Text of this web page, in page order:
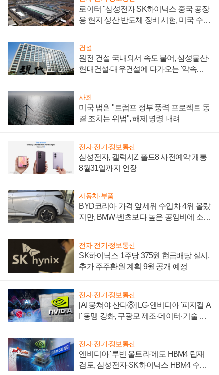
로이터 "삼성전자 SK하이닉스 중국 공장
용 현지 생산 반도체 장비 시험, 미국 수출
건설
원전 건설 국내외서 속도 붙어, 삼성물산·
현대건설·대우건설에 다가오는 '약속의
사회
미국 법원 "트럼프 정부 풍력 프로젝트 동
결 조치는 위법", 해제 명령 내려
전자·전기·정보통신
삼성전자, 갤럭시Z 폴드8 사전예약 개통
8월31일까지 연장
자동차·부품
BYD코리아 가격 앞세워 수입차 4위 올랐
지만, BMW·벤츠보다 높은 공임비에 소비
전자·전기·정보통신
SK하이닉스 1주당 375원 현금배당 실시,
추가 주주환원 계획 9월 공개 예정
전자·전기·정보통신
[AI 뭉쳐야 산다⑧] LG·엔비디아 '피지컬 A
I' 동맹 강화, 구광모 제조·데이터·기술 결
전자·전기·정보통신
엔비디아 '루빈 울트라'에도 HBM4 탑재
검토, 삼성전자·SK하이닉스 HBM4 수율